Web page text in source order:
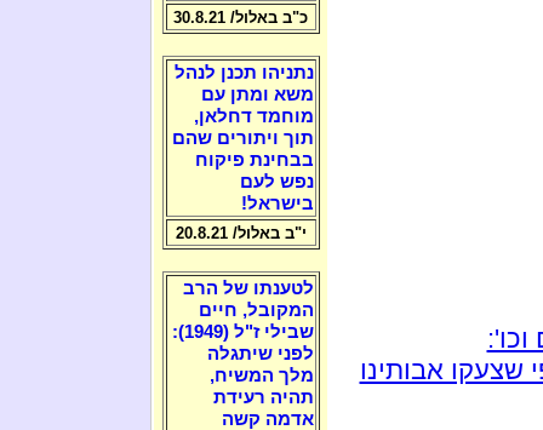
אבותינו
כ"ב באלול/ 30.8.21
נתניהו תכנן לנהל
משא ומתן עם
מוחמד דחלאן,
תוך ויתורים שהם
בבחינת פיקוח
נפש לעם
בישראל!
י"ב באלול/ 20.8.21
לטענתו של הרב
המקובל, חיים
שבילי ז"ל (1949):
לפני שיתגלה
מלך המשיח,
תהיה רעידת
אדמה קשה